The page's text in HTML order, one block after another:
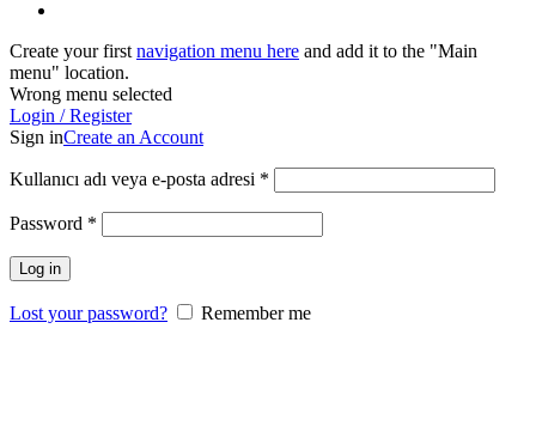
Create your first navigation menu here and add it to the "Main
menu" location.
Wrong menu selected
Login / Register
Sign inCreate an Account
Kullanıcı adı veya e-posta adresi *
Password *
Log in
Lost your password? Remember me